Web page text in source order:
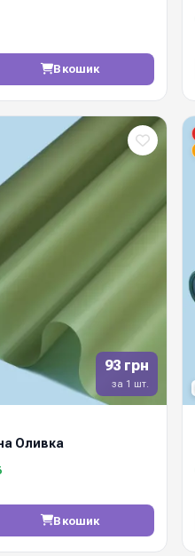
В кошик
93 грн
за 1 шт.
Оливка
В кошик